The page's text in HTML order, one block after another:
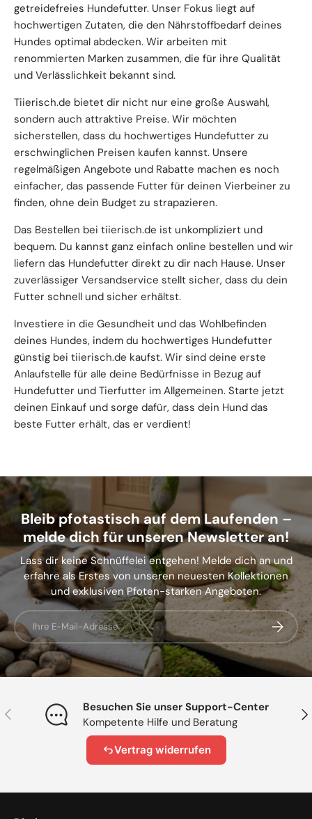
getreidefreies Hundefutter. Unser Fokus liegt auf
hochwertigen Zutaten, die den Nährstoffbedarf deines
Hundes optimal abdecken. Wir arbeiten mit
renommierten Marken zusammen, die für ihre Qualität
und Verlässlichkeit bekannt sind.
Tiierisch.de bietet dir nicht nur eine große Auswahl,
sondern auch attraktive Preise. Wir möchten
sicherstellen, dass du hochwertiges Hundefutter zu
erschwinglichen Preisen kaufen kannst. Unsere
regelmäßigen Angebote und Rabatte machen es noch
einfacher, das passende Futter für deinen Vierbeiner zu
finden, ohne dein Budget zu strapazieren.
Das Bestellen bei tiierisch.de ist unkompliziert und
bequem. Du kannst ganz einfach online bestellen und wir
liefern das Hundefutter direkt zu dir nach Hause. Unser
zuverlässiger Versandservice stellt sicher, dass du dein
Futter schnell und sicher erhältst.
Investiere in die Gesundheit und das Wohlbefinden
deines Hundes, indem du hochwertiges Hundefutter
günstig bei tiierisch.de kaufst. Wir sind deine erste
Anlaufstelle für alle deine Bedürfnisse in Bezug auf
Hundefutter und Tierfutter im Allgemeinen. Starte jetzt
deinen Einkauf und sorge dafür, dass dein Hund das
beste Futter erhält, das er verdient!
Bleib pfotastisch auf dem Laufenden –
melde dich für unseren Newsletter an!
Lass dir keine Schnüffelei entgehen! Melde dich an und
erfahre als Erstes von unseren neuesten Kollektionen
und exklusiven Pfoten-starken Angeboten.
E-Mail
Vorherige
Besuchen Sie unser Support-Center
Kompetente Hilfe und Beratung
Vertrag widerrufen